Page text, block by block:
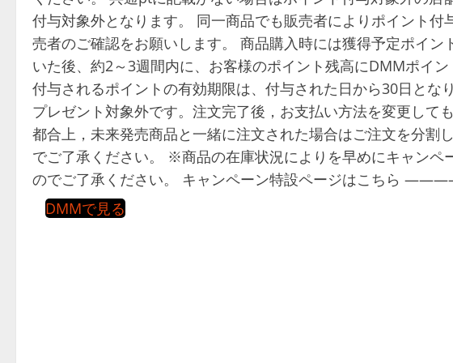
付与対象外となります。 同一商品でも販売者によりポイント
売者のご確認をお願いします。 商品購入時には獲得予定ポイ
いた後、約2～3週間内に、お客様のポイント残高にDMMポイ
付与されるポイントの有効期限は、付与された日から30日と
プレゼント対象外です。注文完了後，お支払い方法を変更し
都合上，未来発売商品と一緒に注文された場合はご注文を分割
でご了承ください。 ※商品の在庫状況によりを早めにキャンペ
のでご了承ください。 キャンペーン特設ページはこち
DMMで見る